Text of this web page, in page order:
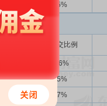
1.45%
占总成交比例
10.86%
2.15%
1.67%